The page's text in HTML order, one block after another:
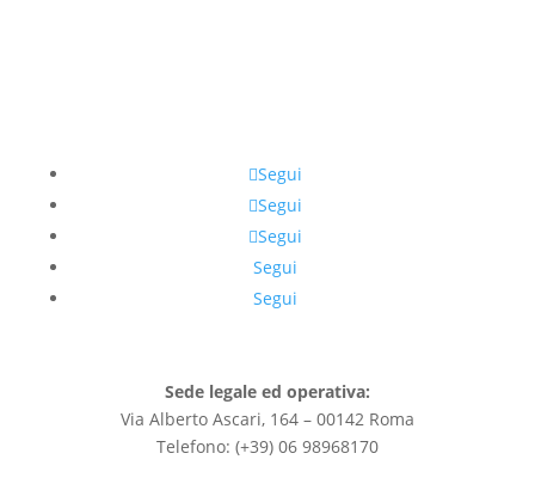
Segui
Segui
Segui
Segui
Segui
Sede legale ed operativa:
Via Alberto Ascari, 164 – 00142 Roma
Telefono: (+39) 06 98968170